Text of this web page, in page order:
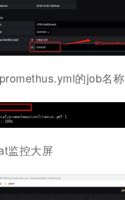
的job名称
监控大屏